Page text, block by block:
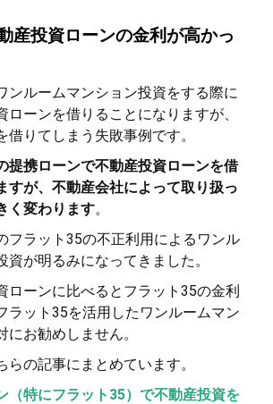
産投資ローンの金利が高かっ
ンルームマンション投資をする際に
ローンを借りることになりますが、
借りてしまう失敗事例です。
提携ローンで不動産投資ローンを借
すが、不動産会社によって取り扱っ
く変わります。
フラット35の不正利用によるワンル
資が明るみになってきました。
ローンに比べるとフラット35の金利
ラット35を活用したワンルームマン
にお勧めしません。
らの記事にまとめています。
（特にフラット35）で不動産投資を